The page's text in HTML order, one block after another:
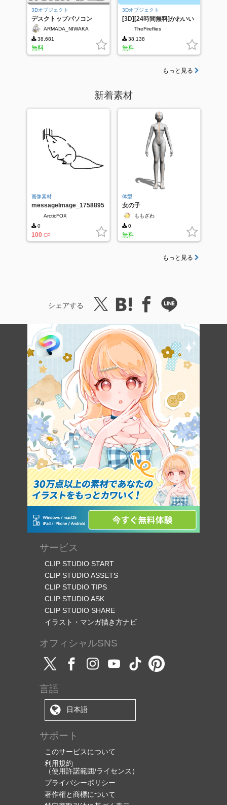
3Dオブジェクト
デスクトップパソコン
（11colors）
ARMADA_NIWAKA
38,681
無料
3Dオブジェクト
[3D][24時間無料]かわいい
TheFireflies
38,138
無料
もっと見る
新着素材
画像素材
messageImage_1758895
ArcticFOX
0
100 CP
体型
女の子
ももざわ
0
無料
もっと見る
シェアする
サービス
CLIP STUDIO START
CLIP STUDIO ASSETS
CLIP STUDIO TIPS
CLIP STUDIO ASK
CLIP STUDIO SHARE
イラスト・マンガ描き方ナビ
オフィシャルSNS
言語
日本語
サポート
このサービスについて
利用規約
（使用許諾範囲/ライセンス）
プライバシーポリシー
著作権と商標について